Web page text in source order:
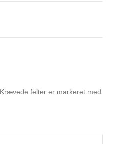
Krævede felter er markeret med